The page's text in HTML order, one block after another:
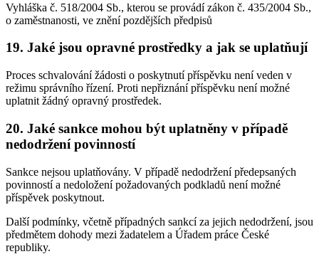
Vyhláška č. 518/2004 Sb., kterou se provádí zákon č. 435/2004 Sb.,
o zaměstnanosti, ve znění pozdějších předpisů
19. Jaké jsou opravné prostředky a jak se uplatňují
Proces schvalování žádosti o poskytnutí příspěvku není veden v
režimu správního řízení. Proti nepřiznání příspěvku není možné
uplatnit žádný opravný prostředek.
20. Jaké sankce mohou být uplatněny v případě
nedodržení povinností
Sankce nejsou uplatňovány. V případě nedodržení předepsaných
povinností a nedoložení požadovaných podkladů není možné
příspěvek poskytnout.
Další podmínky, včetně případných sankcí za jejich nedodržení, jsou
předmětem dohody mezi žadatelem a Úřadem práce České
republiky.